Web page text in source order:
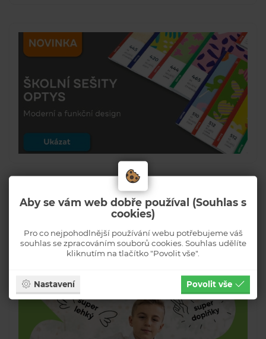
Aby se vám web dobře používal (Souhlas s
cookies)
Pro co nejpohodlnější používání webu potřebujeme váš
souhlas se zpracováním souborů cookies. Souhlas udělíte
kliknutím na tlačítko "Povolit vše".
Nastavení Povolit vše